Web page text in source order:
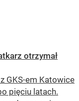
otrzymał
GKS-em Katowice
pięciu latach.